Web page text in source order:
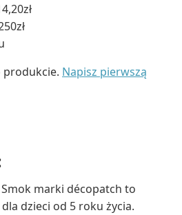
Napisz pierwszą
marki décopatch to
dzieci od 5 roku życia.